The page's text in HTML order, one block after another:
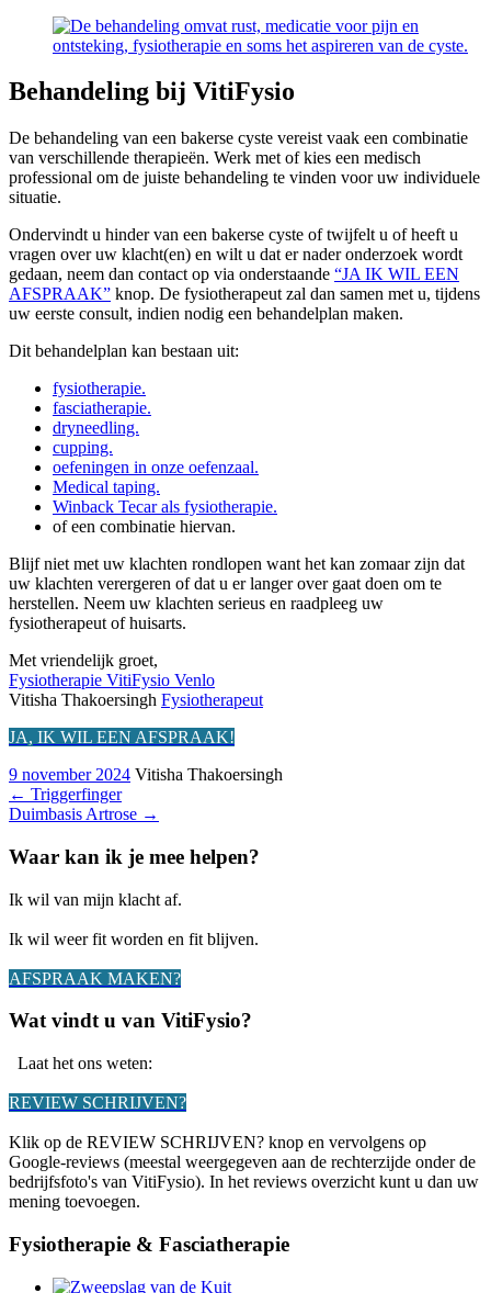
Behandeling bij VitiFysio
De behandeling van een bakerse cyste vereist vaak een combinatie
van verschillende therapieën. Werk met of kies een medisch
professional om de juiste behandeling te vinden voor uw individuele
situatie.
Ondervindt u hinder van een bakerse cyste of twijfelt u of heeft u
vragen over uw klacht(en) en wilt u dat er nader onderzoek wordt
gedaan, neem dan contact op via onderstaande “JA IK WIL EEN
AFSPRAAK” knop. De fysiotherapeut zal dan samen met u, tijdens
uw eerste consult, indien nodig een behandelplan maken.
Dit behandelplan kan bestaan uit:
fysiotherapie.
fasciatherapie.
dryneedling.
cupping.
oefeningen in onze oefenzaal.
Medical taping.
Winback Tecar als fysiotherapie.
of een combinatie hiervan.
Blijf niet met uw klachten rondlopen want het kan zomaar zijn dat
uw klachten verergeren of dat u er langer over gaat doen om te
herstellen. Neem uw klachten serieus en raadpleeg uw
fysiotherapeut of huisarts.
Met vriendelijk groet,
Fysiotherapie VitiFysio Venlo
Vitisha Thakoersingh Fysiotherapeut
JA, IK WIL EEN AFSPRAAK!
9 november 2024 Vitisha Thakoersingh
← Triggerfinger
Duimbasis Artrose →
Waar kan ik je mee helpen?
Ik wil van mijn klacht af.
Ik wil weer fit worden en fit blijven.
AFSPRAAK MAKEN?
Wat vindt u van VitiFysio?
Laat het ons weten:
REVIEW SCHRIJVEN?
Klik op de REVIEW SCHRIJVEN? knop en vervolgens op
Google-reviews (meestal weergegeven aan de rechterzijde onder de
bedrijfsfoto's van VitiFysio). In het reviews overzicht kunt u dan uw
mening toevoegen.
Fysiotherapie & Fasciatherapie